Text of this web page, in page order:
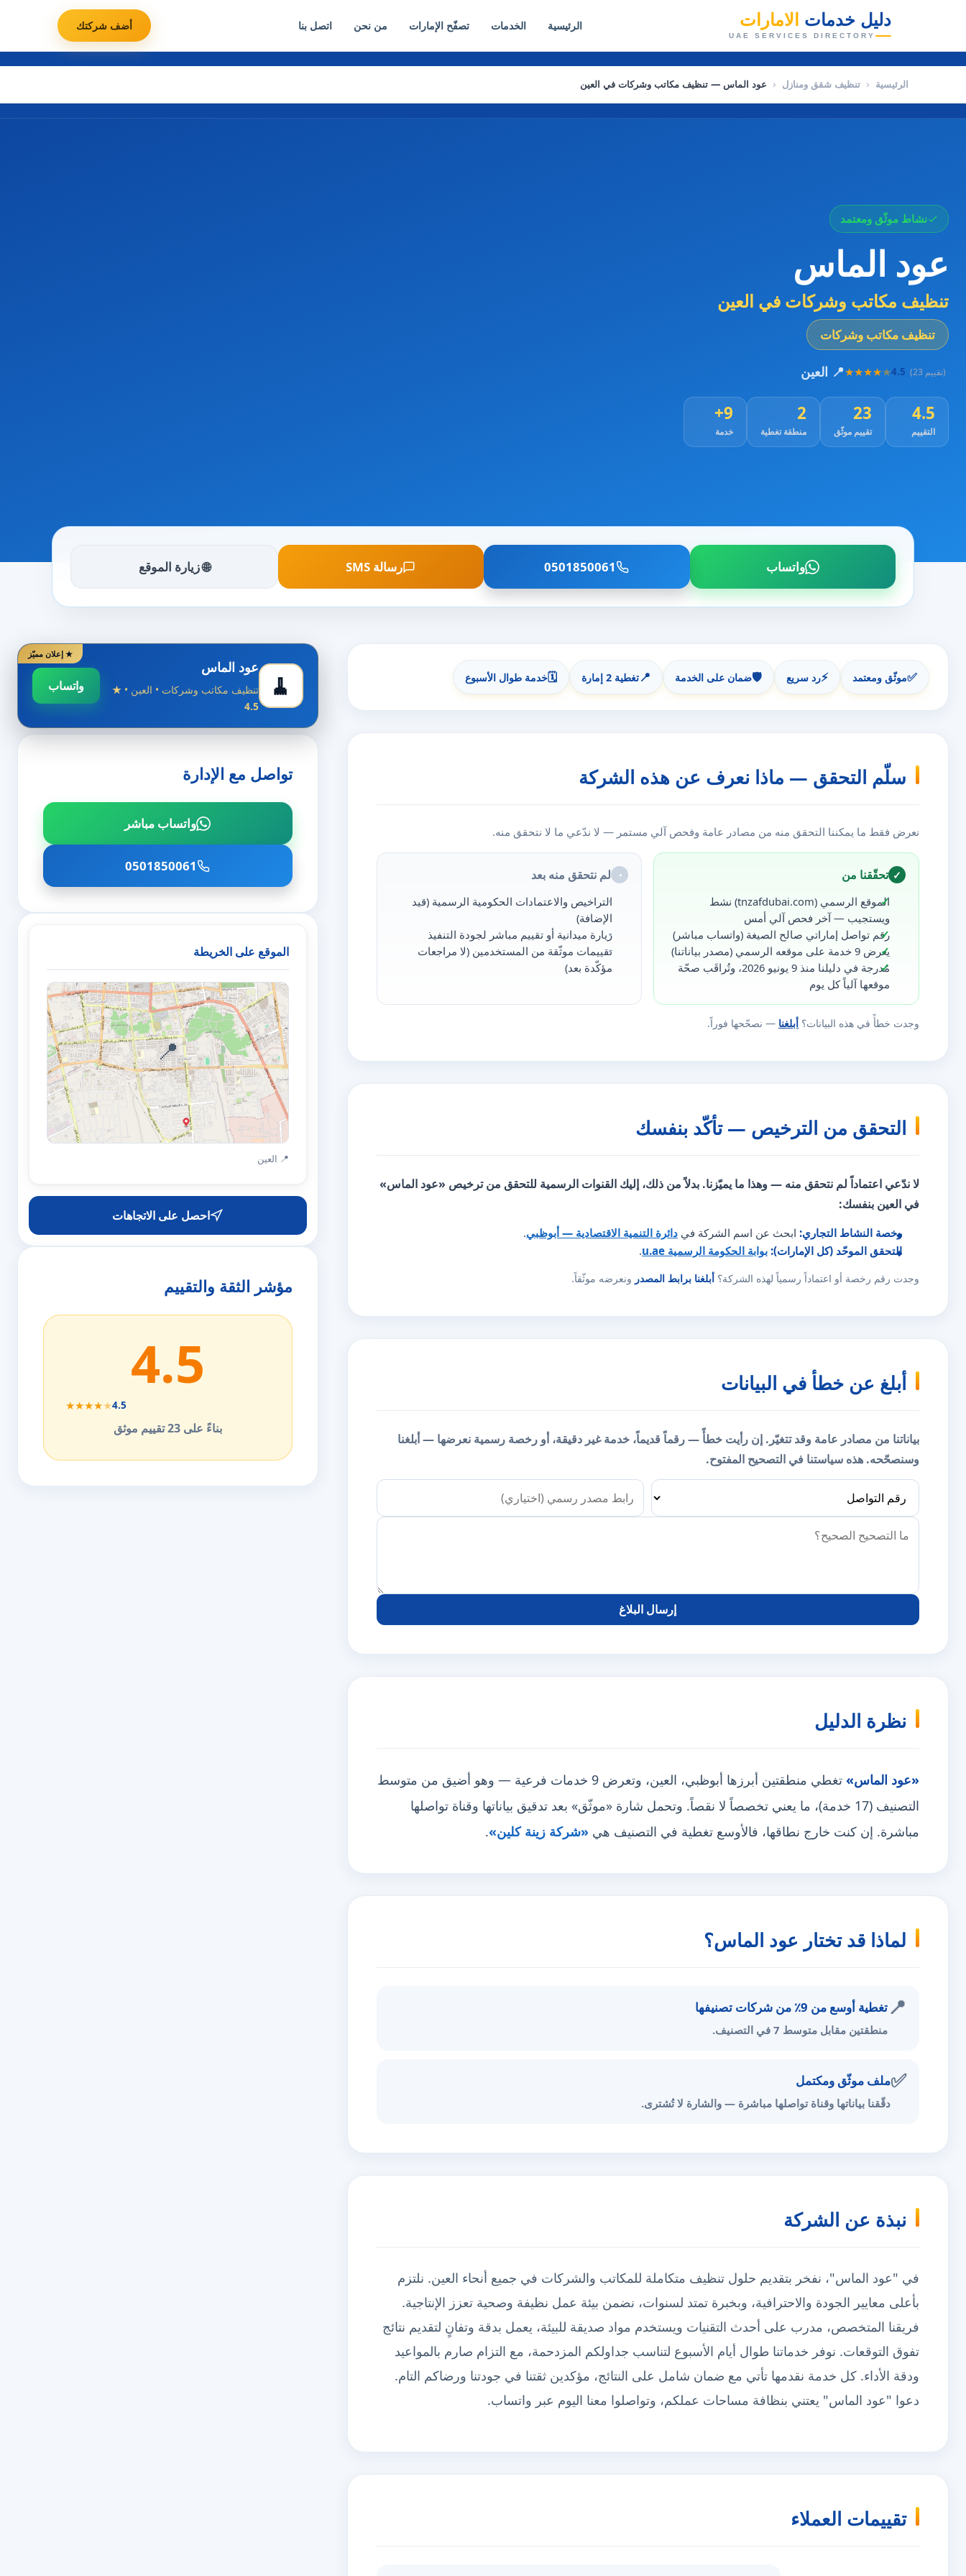
دليل خدمات الامارات
UAE SERVICES DIRECTORY
الرئيسية الخدمات تصفّح الإمارات من نحن اتصل بنا أضف شركتك
الرئيسية ‹ تنظيف شقق ومنازل ‹ عود الماس — تنظيف مكاتب وشركات في العين
نشاط موثّق ومعتمد
عود الماس
تنظيف مكاتب وشركات في العين
تنظيف مكاتب وشركات
★★★★★4.5 (23 تقييم) 📍 العين
4.5
التقييم
23
تقييم موثّق
2
منطقة تغطية
9+
خدمة
واتساب 0501850061 رسالة SMS 🌐 زيارة الموقع
✅موثّق ومعتمد ⚡رد سريع 🛡️ضمان على الخدمة 📍تغطية 2 إمارة 🗓️خدمة طوال الأسبوع
سلّم التحقق — ماذا نعرف عن هذه الشركة
نعرض فقط ما يمكننا التحقق منه من مصادر عامة وفحص آلي مستمر — لا ندّعي ما لا نتحقق منه.
✓ تحقّقنا من
الموقع الرسمي (tnzafdubai.com) نشط
ويستجيب — آخر فحص آلي أمس
رقم تواصل إماراتي صالح الصيغة (واتساب مباشر)
يعرض 9 خدمة على موقعه الرسمي (مصدر بياناتنا)
مُدرجة في دليلنا منذ 9 يونيو 2026، وتُراقَب صحّة
موقعها آلياً كل يوم
◔ لم نتحقق منه بعد
التراخيص والاعتمادات الحكومية الرسمية (قيد
الإضافة)
زيارة ميدانية أو تقييم مباشر لجودة التنفيذ
تقييمات موثّقة من المستخدمين (لا مراجعات
مؤكّدة بعد)
وجدت خطأً في هذه البيانات؟ أبلغنا — نصحّحها فوراً.
التحقق من الترخيص — تأكّد بنفسك
لا ندّعي اعتماداً لم نتحقق منه — وهذا ما يميّزنا. بدلاً من ذلك، إليك القنوات الرسمية للتحقق من ترخيص «عود الماس»
في العين بنفسك:
رخصة النشاط التجاري: ابحث عن اسم الشركة في دائرة التنمية الاقتصادية — أبوظبي.
التحقق الموحّد (كل الإمارات): بوابة الحكومة الرسمية u.ae .
وجدت رقم رخصة أو اعتماداً رسمياً لهذه الشركة؟ أبلغنا برابط المصدر ونعرضه موثّقاً.
أبلغ عن خطأ في البيانات
بياناتنا من مصادر عامة وقد تتغيّر. إن رأيت خطأً — رقماً قديماً، خدمة غير دقيقة، أو رخصة رسمية نعرضها — أبلغنا
وسنصحّحه. هذه سياستنا في التصحيح المفتوح.
إرسال البلاغ
نظرة الدليل
«عود الماس»
تغطي منطقتين أبرزها أبوظبي، العين، وتعرض 9 خدمات فرعية — وهو أضيق من متوسط
التصنيف (17 خدمة)، ما يعني تخصصاً لا نقصاً. وتحمل شارة «موثّق» بعد تدقيق بياناتها وقناة تواصلها
مباشرة. إن كنت خارج نطاقها، فالأوسع تغطية في التصنيف هي «شركة زينة كلين».
لماذا قد تختار عود الماس؟
📍تغطية أوسع من 9٪ من شركات تصنيفها
منطقتين مقابل متوسط 7 في التصنيف.
✅ملف موثّق ومكتمل
دقّقنا بياناتها وقناة تواصلها مباشرة — والشارة لا تُشترى.
نبذة عن الشركة
في "عود الماس"، نفخر بتقديم حلول تنظيف متكاملة للمكاتب والشركات في جميع أنحاء العين. نلتزم
بأعلى معايير الجودة والاحترافية، وبخبرة تمتد لسنوات، نضمن بيئة عمل نظيفة وصحية تعزز الإنتاجية.
فريقنا المتخصص، مدرب على أحدث التقنيات ويستخدم مواد صديقة للبيئة، يعمل بدقة وتفانٍ لتقديم نتائج
تفوق التوقعات. نوفر خدماتنا طوال أيام الأسبوع لتناسب جداولكم المزدحمة، مع التزام صارم بالمواعيد
ودقة الأداء. كل خدمة نقدمها تأتي مع ضمان شامل على النتائج، مؤكدين ثقتنا في جودتنا ورضاكم التام.
دعوا "عود الماس" يعتني بنظافة مساحات عملكم، وتواصلوا معنا اليوم عبر واتساب.
تقييمات العملاء
★ إعلان مميّز
🧹
عود الماس
تنظيف مكاتب وشركات • العين •★
4.5
واتساب
تواصل مع الإدارة
واتساب مباشر
0501850061
الموقع على الخريطة
📍
📍 العين
احصل على الاتجاهات
مؤشر الثقة والتقييم
4.5
★★★★★4.5
بناءً على 23 تقييم موثق